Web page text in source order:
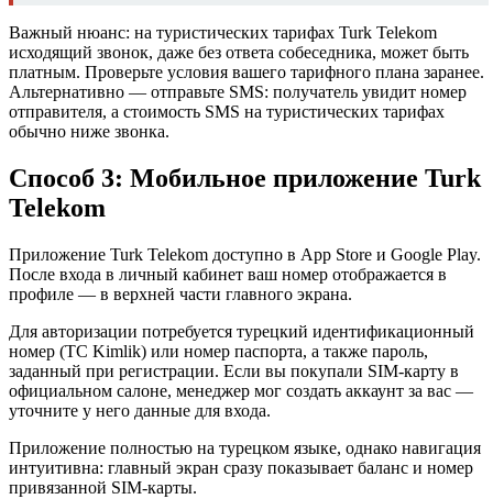
Важный нюанс: на туристических тарифах Turk Telekom
исходящий звонок, даже без ответа собеседника, может быть
платным. Проверьте условия вашего тарифного плана заранее.
Альтернативно — отправьте SMS: получатель увидит номер
отправителя, а стоимость SMS на туристических тарифах
обычно ниже звонка.
Способ 3: Мобильное приложение Turk
Telekom
Приложение Turk Telekom доступно в App Store и Google Play.
После входа в личный кабинет ваш номер отображается в
профиле — в верхней части главного экрана.
Для авторизации потребуется турецкий идентификационный
номер (TC Kimlik) или номер паспорта, а также пароль,
заданный при регистрации. Если вы покупали SIM-карту в
официальном салоне, менеджер мог создать аккаунт за вас —
уточните у него данные для входа.
Приложение полностью на турецком языке, однако навигация
интуитивна: главный экран сразу показывает баланс и номер
привязанной SIM-карты.